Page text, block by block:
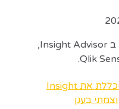
חברת Qlik הכריזה על שיפורים ב Insight Advisor,
Read more: Qlik מרחיבה ומשכללת את Insight